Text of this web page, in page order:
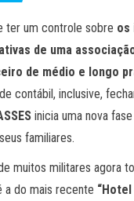
ter um controle sobre os
de uma
de médio e longo
contábil, inclusive,
inicia uma nova
familiares.
muitos militares agora
a do mais recente